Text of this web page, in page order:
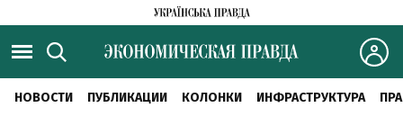
НОВОСТИ ПУБЛИКАЦИИ КОЛОНКИ ИНФРАСТРУКТУРА